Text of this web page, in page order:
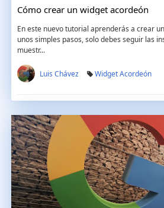
Cómo crear un widget acordeón
En este nuevo tutorial aprenderás a crear
unos simples pasos, solo debes seguir las
muestr...
Luis Chávez Widget Acordeón